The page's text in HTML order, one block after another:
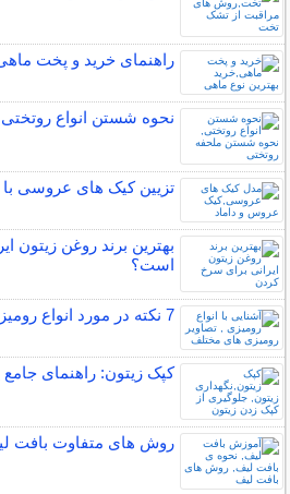
راهنمای خرید و پخت
نحوه شستن انواع روتختی
تزیین کیک های عروسی
بهترین برند روغن زیتون
است؟
7 نکته در مورد انواع رومیزی که نمی دانستید!
کپک زیتون: راهنمای
روش های متفاوت بافت